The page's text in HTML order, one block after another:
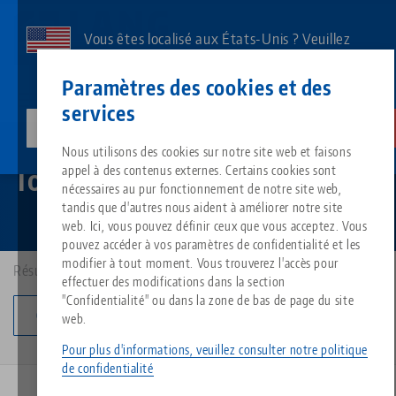
Paramètres des cookies et des
services
Nous utilisons des cookies sur notre site web et faisons
appel à des contenus externes. Certains cookies sont
nécessaires au pur fonctionnement de notre site web,
tandis que d'autres nous aident à améliorer notre site
web. Ici, vous pouvez définir ceux que vous acceptez. Vous
pouvez accéder à vos paramètres de confidentialité et les
modifier à tout moment. Vous trouverez l'accès pour
effectuer des modifications dans la section
"Confidentialité" ou dans la zone de bas de page du site
web.
Pour plus d'informations, veuillez consulter notre politique
de confidentialité
contenu
Vous êtes localisé aux États-Unis ? Veuillez
spécifique à votre pays.
Tout d'une seule source
Technologie de serrage à
Technologie de serrage des
Groupe de
Types de produits
Aperçu des produits
À propos de LANG
Philosophie
Innovations
Téléchargements
FAQ
Commande de catalogue
Blog
Actualités
Salons professionnels
Produits assortis
Désolé. Nous n'avons pu trouver aucun résultat.
Vers l'aperçu des produits
Services
Quicklinks
Téléchargements
Downloads
Breadcrumb
Tours de serrage
Résultats: 3
Changer de catégorie